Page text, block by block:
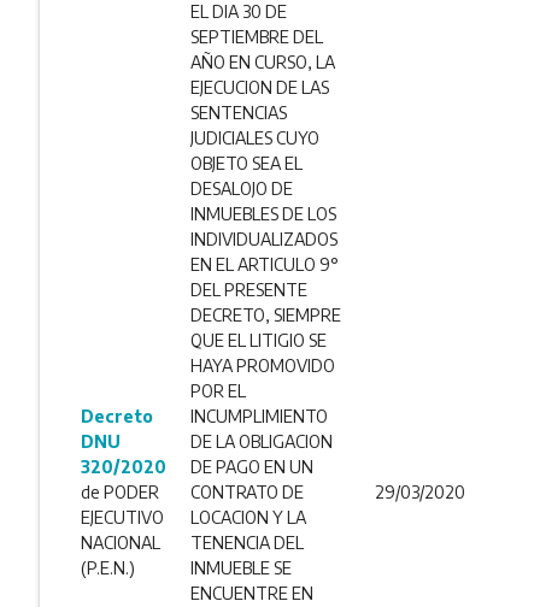
Decreto
DNU
320/2020
de PODER
EJECUTIVO
NACIONAL
(P.E.N.)
EL DIA 30 DE
SEPTIEMBRE DEL
AÑO EN CURSO, LA
EJECUCION DE LAS
SENTENCIAS
JUDICIALES CUYO
OBJETO SEA EL
DESALOJO DE
INMUEBLES DE LOS
INDIVIDUALIZADOS
EN EL ARTICULO 9°
DEL PRESENTE
DECRETO, SIEMPRE
QUE EL LITIGIO SE
HAYA PROMOVIDO
POR EL
INCUMPLIMIENTO
DE LA OBLIGACION
DE PAGO EN UN
CONTRATO DE
LOCACION Y LA
TENENCIA DEL
INMUEBLE SE
ENCUENTRE EN
29/03/2020